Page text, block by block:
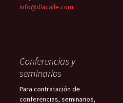
info@dlacalle.com
Conferencias y
seminarios
Para contratación de
conferencias, seminarios,